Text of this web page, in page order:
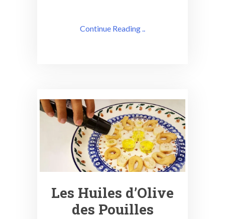
Continue Reading ..
Les Huiles d’Olive
des Pouilles